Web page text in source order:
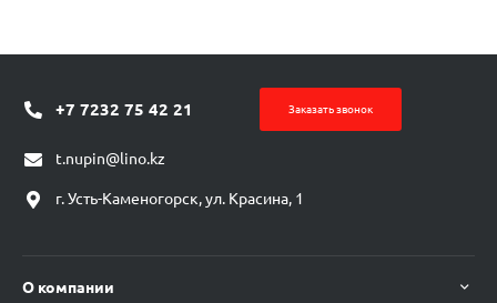
+7 7232 75 42 21 Заказать звонок
t.nupin@lino.kz
г. Усть-Каменогорск, ул. Красина, 1
О компании